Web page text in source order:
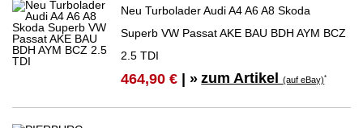
Neu Turbolader Audi A4 A6 A8 Skoda
Superb VW Passat AKE BAU BDH AYM BCZ
2.5 TDI
464,90 € | » zum Artikel(auf eBay)*